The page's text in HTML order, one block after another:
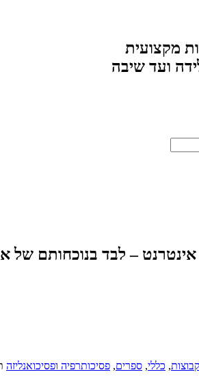
מקצועית
ועד שיבה
– לבד בנוכחותם של
, כללי, ספרים, פסיכותרפיה ופסיכואנליזה